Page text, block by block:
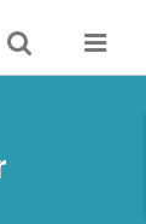
Toggle
search
Toggle